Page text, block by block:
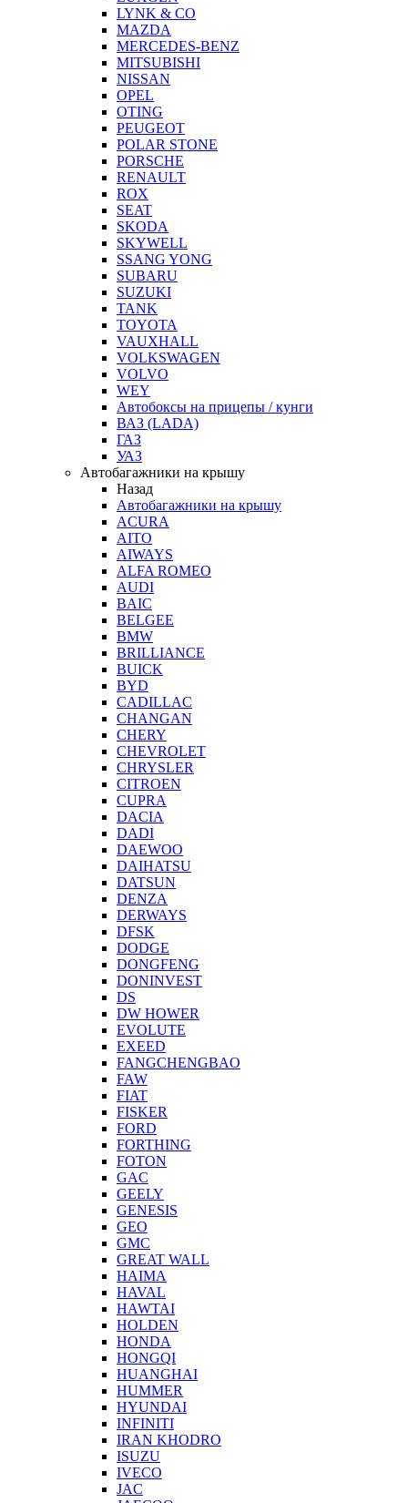
LYNK & CO
MAZDA
MERCEDES-BENZ
MITSUBISHI
NISSAN
OPEL
OTING
PEUGEOT
POLAR STONE
PORSCHE
RENAULT
ROX
SEAT
SKODA
SKYWELL
SSANG YONG
SUBARU
SUZUKI
TANK
TOYOTA
VAUXHALL
VOLKSWAGEN
VOLVO
WEY
Автобоксы на прицепы / кунги
ВАЗ (LADA)
ГАЗ
УАЗ
Автобагажники на крышу
Назад
Автобагажники на крышу
ACURA
AITO
AIWAYS
ALFA ROMEO
AUDI
BAIC
BELGEE
BMW
BRILLIANCE
BUICK
BYD
CADILLAC
CHANGAN
CHERY
CHEVROLET
CHRYSLER
CITROEN
CUPRA
DACIA
DADI
DAEWOO
DAIHATSU
DATSUN
DENZA
DERWAYS
DFSK
DODGE
DONGFENG
DONINVEST
DS
DW HOWER
EVOLUTE
EXEED
FANGCHENGBAO
FAW
FIAT
FISKER
FORD
FORTHING
FOTON
GAC
GEELY
GENESIS
GEO
GMC
GREAT WALL
HAIMA
HAVAL
HAWTAI
HOLDEN
HONDA
HONGQI
HUANGHAI
HUMMER
HYUNDAI
INFINITI
IRAN KHODRO
ISUZU
IVECO
JAC